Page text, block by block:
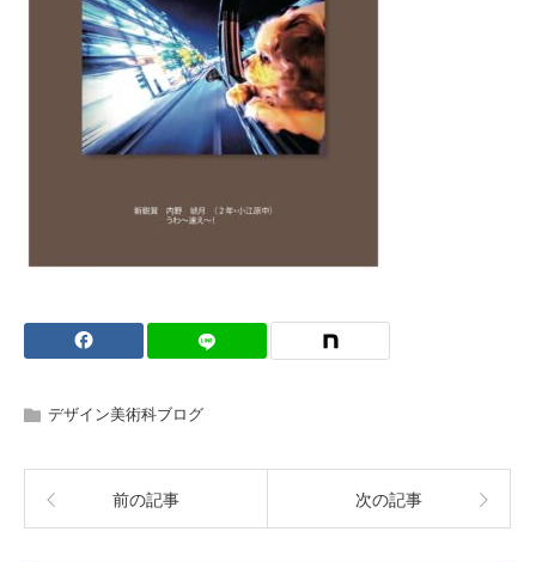
デザイン美術科ブログ
前の記事 次の記事